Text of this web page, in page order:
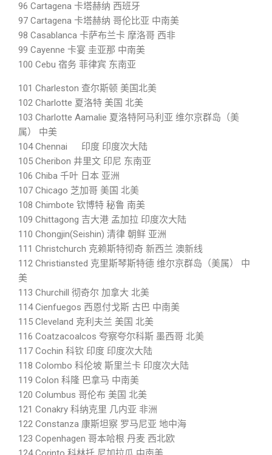
96 Cartagena 卡塔赫纳 西班牙
97 Cartagena 卡塔赫纳 哥伦比亚 中南美
98 Casablanca 卡萨布兰卡 摩洛哥 西非
99 Cayenne 卡宴 圭亚那 中南美
100 Cebu 宿务 菲律宾 东南亚
101 Charleston 查尔斯顿 美国北美
102 Charlotte 夏洛特 美国 北美
103 Charlotte Aamalie 夏洛特阿马利亚 维尔京群岛（美
属） 中美
104 Chennai 印度 印度次大陆
105 Cheribon 井里文 印尼 东南亚
106 Chiba 千叶 日本 亚洲
107 Chicago 芝加哥 美国 北美
108 Chimbote 钦博特 秘鲁 南美
109 Chittagong 吉大港 孟加拉 印度次大陆
110 Chongjin(Seishin) 清律 朝鲜 亚洲
111 Christchurch 克赖斯特彻奇 新西兰 澳新线
112 Christiansted 克里斯琴斯特德 维尔京群岛（美属） 中
美
113 Churchill 彻奇尔 加拿大 北美
114 Cienfuegos 西恩付戈斯 古巴 中南美
115 Cleveland 克利夫兰 美国 北美
116 Coatzacoalcos 夸察夸尔科斯 墨西哥 北美
117 Cochin 科钦 印度 印度次大陆
118 Colombo 科伦坡 斯里兰卡 印度次大陆
119 Colon 科隆 巴拿马 中南美
120 Columbus 哥伦布 美国 北美
121 Conakry 科纳克里 几内亚 非洲
122 Constanza 康斯坦察 罗马尼亚 地中海
123 Copenhagen 哥本哈根 丹麦 西北欧